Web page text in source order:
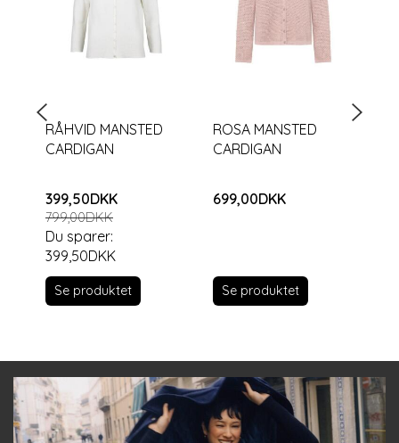
RÅHVID MANSTED
CARDIGAN
399,50DKK
799,00DKK
Du sparer:
399,50DKK
Se produktet
ROSA MANSTED
CARDIGAN
699,00DKK
Se produktet